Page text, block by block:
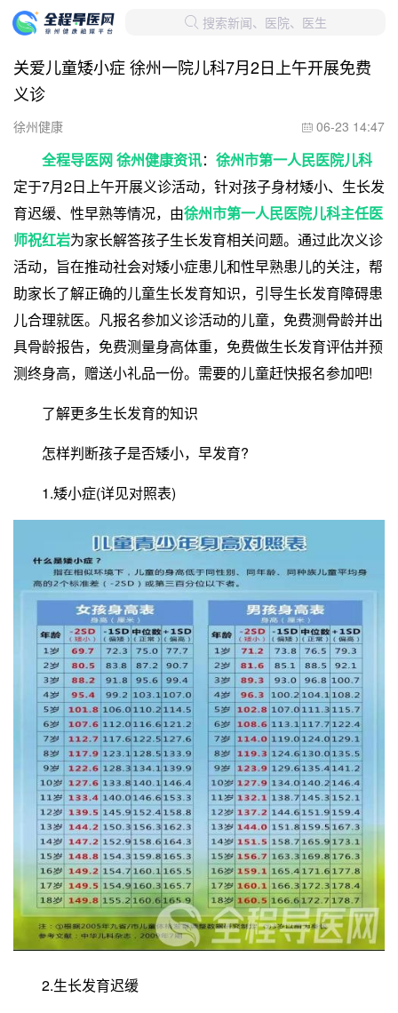
 搜索新闻、医院、医生
关爱儿童矮小症 徐州一院儿科7月2日上午开展免费
义诊
徐州健康  06-23 14:47
全程导医网 徐州健康资讯： 徐州市第一人民医院儿科
定于7月2日上午开展义诊活动，针对孩子身材矮小、生长发
育迟缓、性早熟等情况，由徐州市第一人民医院儿科主任医
师祝红岩为家长解答孩子生长发育相关问题。通过此次义诊
活动，旨在推动社会对矮小症患儿和性早熟患儿的关注，帮
助家长了解正确的儿童生长发育知识，引导生长发育障碍患
儿合理就医。凡报名参加义诊活动的儿童，免费测骨龄并出
具骨龄报告，免费测量身高体重，免费做生长发育评估并预
测终身高，赠送小礼品一份。需要的儿童赶快报名参加吧!
了解更多生长发育的知识
怎样判断孩子是否矮小，早发育?
1.矮小症(详见对照表)
2.生长发育迟缓